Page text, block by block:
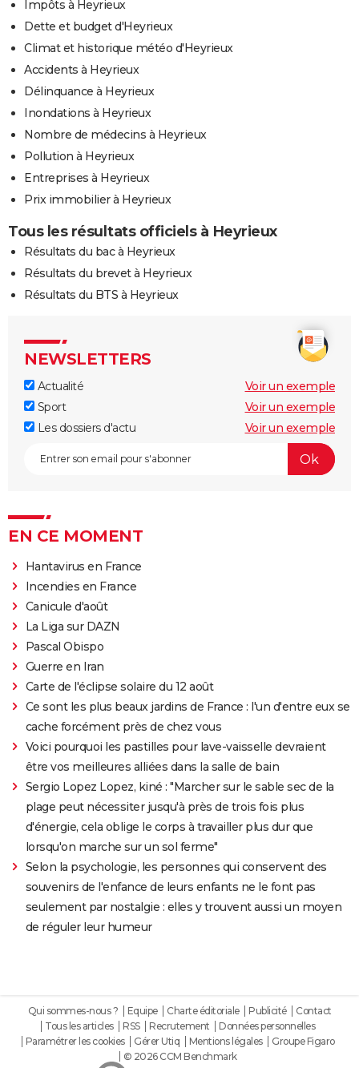
Impôts à Heyrieux
Dette et budget d'Heyrieux
Climat et historique météo d'Heyrieux
Accidents à Heyrieux
Délinquance à Heyrieux
Inondations à Heyrieux
Nombre de médecins à Heyrieux
Pollution à Heyrieux
Entreprises à Heyrieux
Prix immobilier à Heyrieux
Tous les résultats officiels à Heyrieux
Résultats du bac à Heyrieux
Résultats du brevet à Heyrieux
Résultats du BTS à Heyrieux
NEWSLETTERS
Actualité
Voir un exemple
Sport
Voir un exemple
Les dossiers d'actu
Voir un exemple
EN CE MOMENT
Hantavirus en France
Incendies en France
Canicule d'août
La Liga sur DAZN
Pascal Obispo
Guerre en Iran
Carte de l'éclipse solaire du 12 août
Ce sont les plus beaux jardins de France : l'un d'entre eux se
cache forcément près de chez vous
Voici pourquoi les pastilles pour lave-vaisselle devraient
être vos meilleures alliées dans la salle de bain
Sergio Lopez Lopez, kiné : "Marcher sur le sable sec de la
plage peut nécessiter jusqu'à près de trois fois plus
d'énergie, cela oblige le corps à travailler plus dur que
lorsqu'on marche sur un sol ferme"
Selon la psychologie, les personnes qui conservent des
souvenirs de l'enfance de leurs enfants ne le font pas
seulement par nostalgie : elles y trouvent aussi un moyen
de réguler leur humeur
Qui sommes-nous ? Equipe Charte éditoriale Publicité
Contact
Tous les articles
RSS Recrutement
Données personnelles
Paramétrer les cookies
Gérer Utiq Mentions légales
Groupe Figaro
© 2026 CCM Benchmark